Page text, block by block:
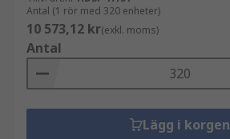
Antal (1 rör med 320 enheter)
10 573,12 kr(exkl. moms)
Antal
Lägg i korgen